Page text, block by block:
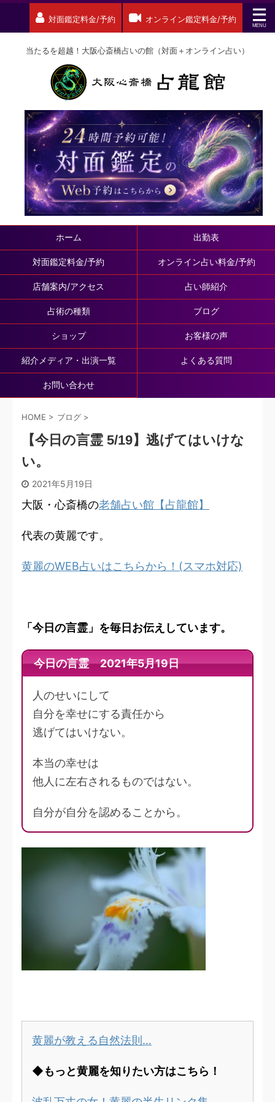
対面鑑定料金/予約 オンライン鑑定料金/予約
当たるを超越！大阪心斎橋占いの館（対面＋オンライン占い）
ホーム 出勤表
対面鑑定料金/予約 オンライン占い料金/予約
店舗案内/アクセス 占い師紹介
占術の種類 ブログ
ショップ お客様の声
紹介メディア・出演一覧 よくある質問
お問い合わせ
HOME > ブログ >
【今日の言霊 5/19】逃げてはいけな
い。
2021年5月19日
大阪・心斎橋の老舗占い館【占龍館】
代表の黄麗です。
黄麗のWEB占いはこちらから！(スマホ対応)
「今日の言霊」を毎日お伝えしています。
今日の言霊 2021年5月19日
人のせいにして
自分を幸せにする責任から
逃げてはいけない。
本当の幸せは
他人に左右されるものではない。
自分が自分を認めることから。
黄麗が教える自然法則…
◆もっと黄麗を知りたい方はこちら！